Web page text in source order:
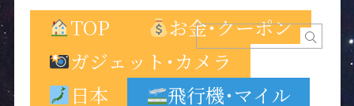
TOP
お金･クーポン
ガジェット･カメラ
日本
飛行機･マイル